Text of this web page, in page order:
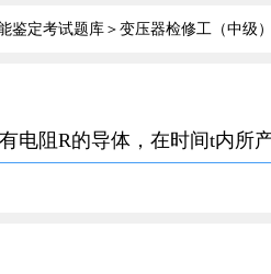
鉴定考试题库＞ 变压器检修工（中级
电阻R的导体，在时间t内所